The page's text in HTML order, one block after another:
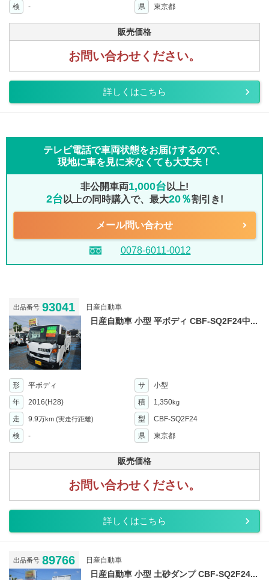
検
- 県 東京都
販売価格
お問い合わせください。
詳しくはこちら
テレビ電話で車両状態をお届けするので、
現地に車を見に来なくても大丈夫！
非公開車両1,000台 以上!
2台 以上の同時購入で、最大20％割引き!
メール問い合わせ
0078-6011-0012
出品番号 93041 日産自動車
日産自動車 小型 平ボディ CBF-SQ2F24中...
形 平ボディ サ
小型
年
2016(H28) 積 1,350kg
走 9.9万km (実走行距離) 型
CBF-SQ2F24
検
- 県 東京都
販売価格
お問い合わせください。
詳しくはこちら
出品番号 89766 日産自動車
日産自動車 小型 土砂ダンプ CBF-SQ2F24...